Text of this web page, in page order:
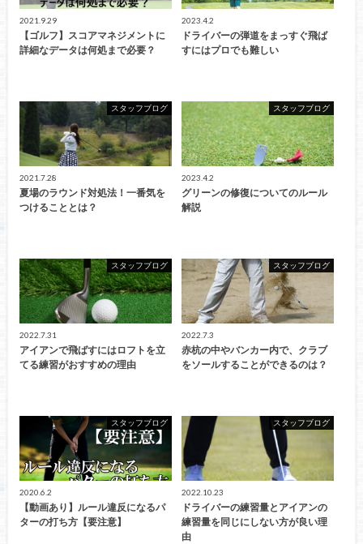
2021.9.29
【ゴルフ】スコアマネジメントに
詳細なデータは何処まで必要？
2023.4.2
ドライバーの弾道をまっすぐ飛ば
すにはプロでも難しい
スタッフブログ
2021.7.28
夏場のラウンド対処法！一番気を
つけることとは？
スタッフブログ
2023.4.2
グリーンの修復についてのルール
解説
スタッフブログ
2022.7.31
アイアンで飛ばすにはロフトを立
てる練習がおすすめの理由
スタッフブログ
2022.7.3
赤杭の中やバンカー内で、クラブ
をソールすることができるのは？
スタッフブログ
2020.6.2
【動画あり】ルール違反になるパ
ターの打ち方【要注意】
スタッフブログ
2022.10.23
ドライバーの練習量とアイアンの
練習量を同じにしない方が良い理
由